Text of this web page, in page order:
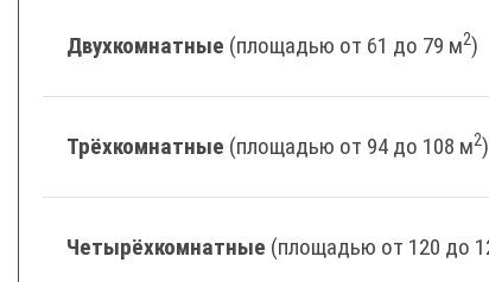
Двухкомнатные (площадью от 61 до 79 м2)
Трёхкомнатные (площадью от 94 до 108 м2)
Четырёхкомнатные (площадью от 120 до